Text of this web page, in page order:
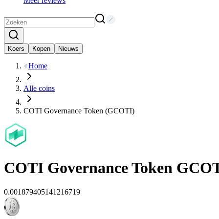
Koers Kopen Nieuws
Home
Alle coins
COTI Governance Token (GCOTI)
COTI Governance Token
0.001879405141216719